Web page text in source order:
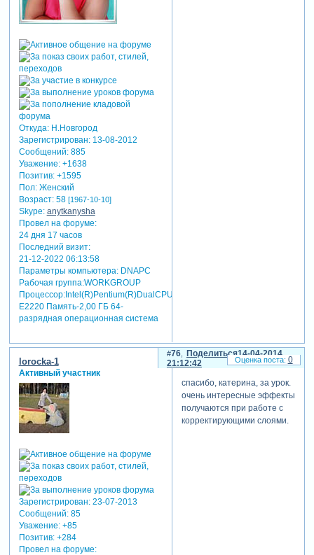
Откуда:Н.Новгород
Зарегистрирован: 13-08-2012
Сообщений:885
Уважение: +1638
Позитив: +1595
Пол:Женский
Возраст:58 [1967-10-10]
Skype: anytkanysha
Провел на форуме:
24 дня 17 часов
Последний визит:
21-12-2022 06:13:58
Параметры компьютера:DNAPC
Рабочая группа:WORKGROUP
Процессор:Intel(R)Pentium(R)DualCPU
E2220 Память-2,00 ГБ 64-
разрядная операционная система
Поделиться
76
14-04-2014
21:12:42
lorocka-1
Активный участник
Зарегистрирован: 23-07-2013
Сообщений:85
Уважение: +85
Позитив: +284
Провел на форуме:
спасибо, катерина, за урок.
очень интересные эффекты
получаются при работе с
корректирующими слоями.
0